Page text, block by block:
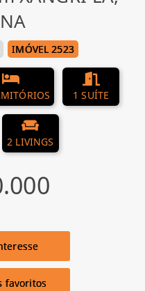
IMÓVEL 2523
1 SUÍTE
2 LIVINGS
favoritos